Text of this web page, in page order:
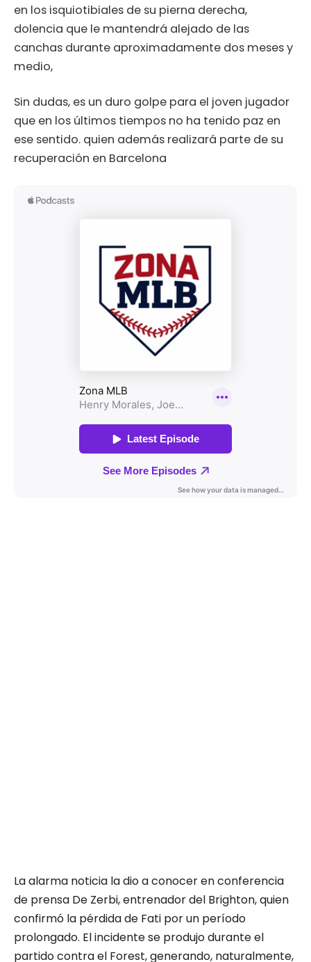
en los isquiotibiales de su pierna derecha,
dolencia que le mantendrá alejado de las
canchas durante aproximadamente dos meses y
medio,
Sin dudas, es un duro golpe para el joven jugador
que en los últimos tiempos no ha tenido paz en
ese sentido. quien además realizará parte de su
recuperación en Barcelona
La alarma noticia la dio a conocer en conferencia
de prensa De Zerbi, entrenador del Brighton, quien
confirmó la pérdida de Fati por un período
prolongado. El incidente se produjo durante el
partido contra el Forest, generando, naturalmente,